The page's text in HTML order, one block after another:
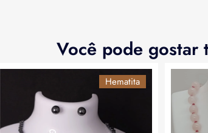
Você pode gostar
Hematita